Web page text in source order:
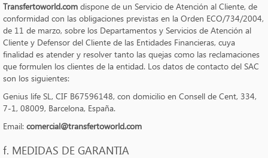
Transfertoworld.com dispone de un Servicio de Atención al Cliente, de
conformidad con las obligaciones previstas en la Orden ECO/734/2004,
de 11 de marzo, sobre los Departamentos y Servicios de Atención al
Cliente y Defensor del Cliente de las Entidades Financieras, cuya
finalidad es atender y resolver tanto las quejas como las reclamaciones
que formulen los clientes de la entidad. Los datos de contacto del SAC
son los siguientes:
Genius life SL, CIF B67596148, con domicilio en Consell de Cent, 334,
7-1, 08009, Barcelona, España.
Email: comercial@transfertoworld.com
f. MEDIDAS DE GARANTIA